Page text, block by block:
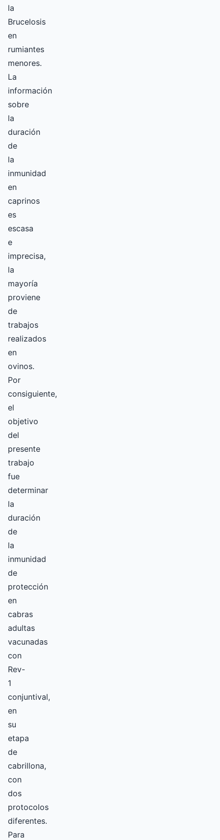
la
Brucelosis
en
rumiantes
menores.
La
información
sobre
la
duración
de
la
inmunidad
en
caprinos
es
escasa
e
imprecisa,
la
mayoría
proviene
de
trabajos
realizados
en
ovinos.
Por
consiguiente,
el
objetivo
del
presente
trabajo
fue
determinar
la
duración
de
la
inmunidad
de
protección
en
cabras
adultas
vacunadas
con
Rev-
1
conjuntival,
en
su
etapa
de
cabrillona,
con
dos
protocolos
diferentes.
Para